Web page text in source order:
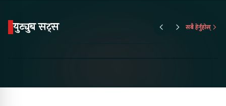
युट्युब सट्स सबै हेर्नुहोस्